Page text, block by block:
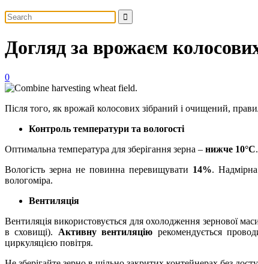
Догляд за врожаєм
0
Після того, як врожай колосових зібраний і очищений,
Контроль температури та вологості
Оптимальна температура для зберігання зерна – нижче 10°C
Вологість зерна не повинна перевищувати 14%.
вологоміра.
Вентиляція
Вентиляція використовується для охолодження зернової
в сховищі). Активну вентиляцію рекомендується
циркуляцією повітря.